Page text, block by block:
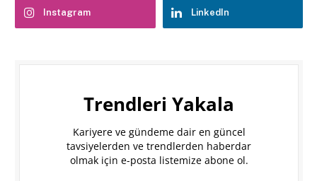
Instagram LinkedIn
Trendleri Yakala
Kariyere ve gündeme dair en güncel
tavsiyelerden ve trendlerden haberdar
olmak için e-posta listemize abone ol.